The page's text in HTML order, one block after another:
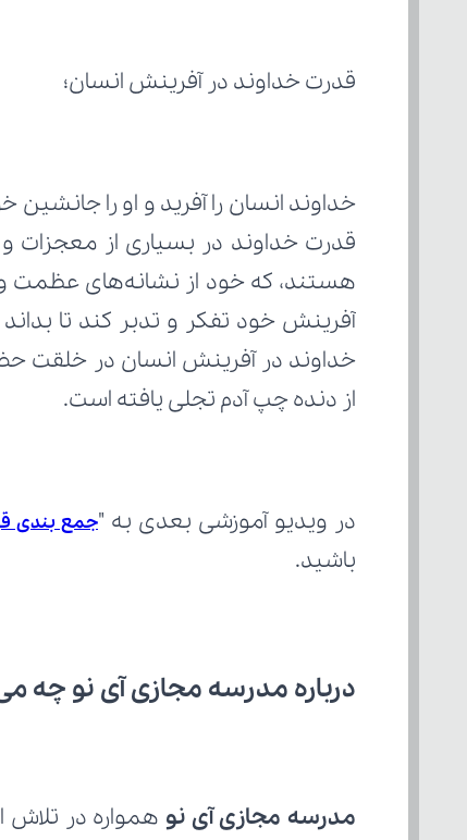
قدرت خداوند در آفرینش انسان؛
از دنده چپ آدم تجلی یافته است.
در ویدیو آموزشی بعدی به "جمع بندی
باشید.
درباره مدرسه مجازی آی نو چه
مدرسه مجازی آی نو